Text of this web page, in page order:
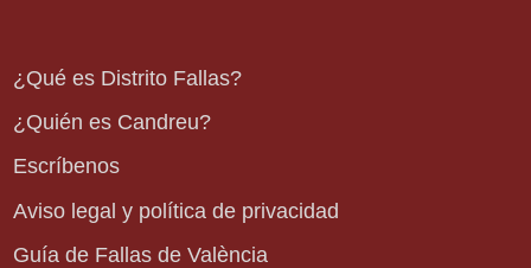
¿Qué es Distrito Fallas?
¿Quién es Candreu?
Escríbenos
Aviso legal y política de privacidad
Guía de Fallas de València